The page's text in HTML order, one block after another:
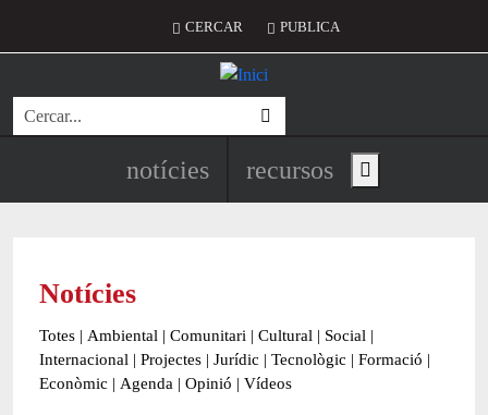
Menú del compte d'usuari
CERCAR PUBLICA
Cerca
Navegació principal de
notícies recursos Show main menu
Notícies
Totes | Ambiental | Comunitari | Cultural | Social |
Internacional | Projectes | Jurídic | Tecnològic | Formació |
Econòmic | Agenda | Opinió | Vídeos